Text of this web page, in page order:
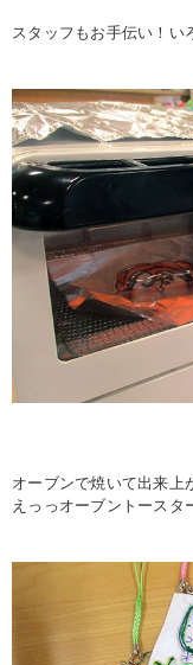
スタッフもお手伝い！い
オーブンで焼いて出来上
えっっオーブントースタ